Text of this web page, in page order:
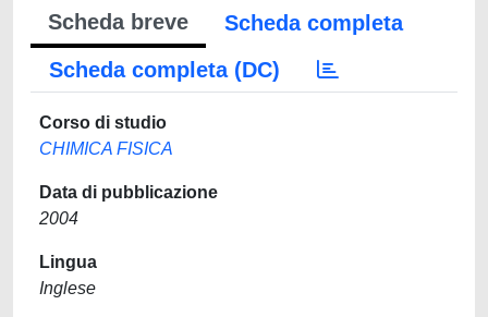
Scheda breve
Scheda completa
Scheda completa (DC)
Corso di studio
CHIMICA FISICA
Data di pubblicazione
2004
Lingua
Inglese